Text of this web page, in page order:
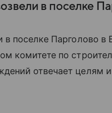
в поселке
поселке Парголово
комитете по
отвечает целям